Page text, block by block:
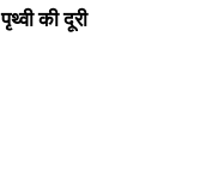
पृथ्वी की दूरी